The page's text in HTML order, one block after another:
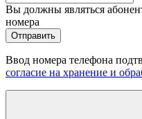
Вы должны являться
номера
Отправить
Ввод номера телефона
согласие на хранение и